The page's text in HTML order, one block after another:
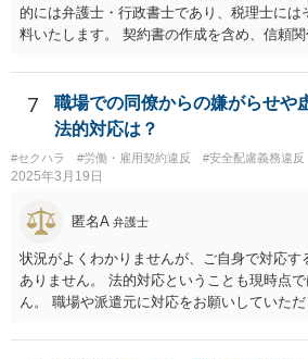
的には弁護士・行政書士であり、税理士には
料いたします。 契約書の作成を含め、信頼
7
職場での同僚からの嫌がらせや
法的対応は？
#セクハラ #労働・雇用契約違反 #安全配慮義務違反
2025年3月19日
匿名A 弁護士
状況がよくわかりませんが、ご自身で対応す
ありません。 法的対応ということも現時点
ん。 職場や派遣元に対応をお願いしていた